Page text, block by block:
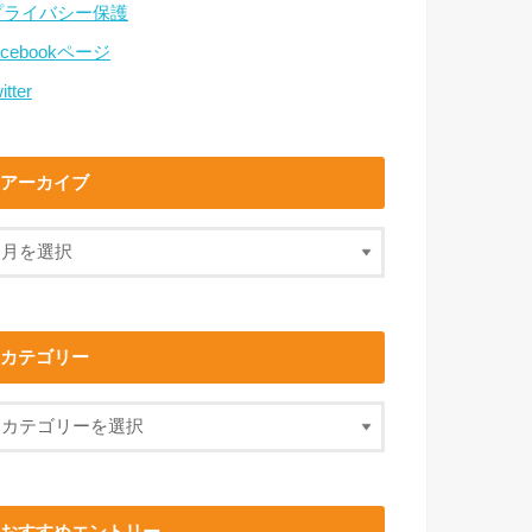
ライバシー保護
ページ
アーカイブ
カテゴリー